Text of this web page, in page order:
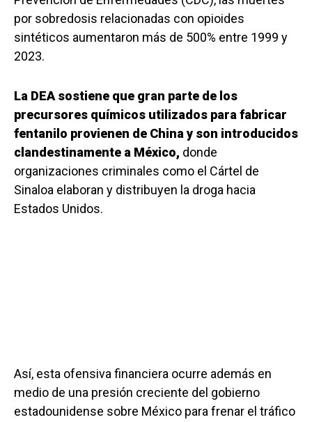
por sobredosis relacionadas con opioides
sintéticos aumentaron más de 500% entre 1999 y
2023.
La DEA sostiene que gran parte de los
precursores químicos utilizados para fabricar
fentanilo provienen de China y son introducidos
clandestinamente a México, donde
organizaciones criminales como el Cártel de
Sinaloa elaboran y distribuyen la droga hacia
Estados Unidos.
Así, esta ofensiva financiera ocurre además en
medio de una presión creciente del gobierno
estadounidense sobre México para frenar el tráfico